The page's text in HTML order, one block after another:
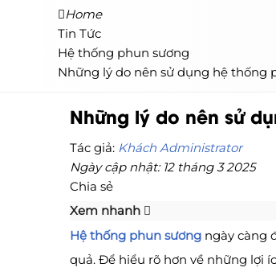
Home
Tin Tức
Hệ thống phun sương
Những lý do nên sử dụng hệ thống
Những lý do nên sử
Tác giả: Khách Administrator
Ngày cập nhật: 12 tháng 3 2025
Chia sẻ
Xem nhanh
Hệ thống phun sương ngày càng
quả. Để hiểu rõ hơn về những lợi